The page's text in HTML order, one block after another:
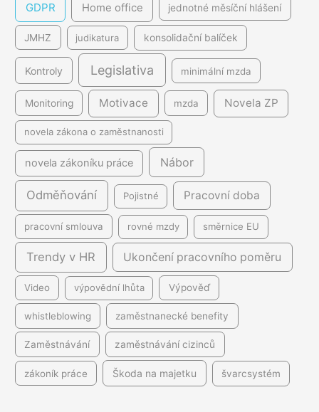
GDPR Home office jednotné měsíční hlášení
JMHZ judikatura konsolidační balíček
Kontroly Legislativa minimální mzda
Monitoring Motivace mzda Novela ZP
novela zákona o zaměstnanosti
novela zákoníku práce Nábor
Odměňování Pojistné Pracovní doba
pracovní smlouva rovné mzdy směrnice EU
Trendy v HR Ukončení pracovního poměru
Video výpovědní lhůta Výpověď
whistleblowing zaměstnanecké benefity
Zaměstnávání zaměstnávání cizinců
zákoník práce Škoda na majetku švarcsystém